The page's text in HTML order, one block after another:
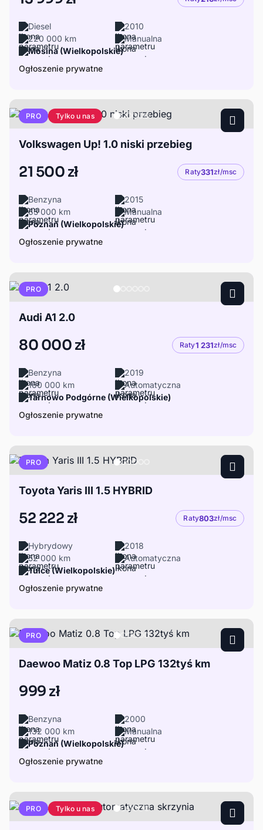
Diesel
2010
220 000 km
Manualna
Mosina (Wielkopolskie)
Ogłoszenie prywatne
PRO Tylko u nas
Volkswagen Up! 1.0 niski przebieg
21 500 zł Raty331zł/msc
Benzyna
2015
65 000 km
Manualna
Poznań (Wielkopolskie)
Ogłoszenie prywatne
PRO
Audi A1 2.0
80 000 zł Raty1 231zł/msc
Benzyna
2019
160 000 km
Automatyczna
Tarnowo Podgórne (Wielkopolskie)
Ogłoszenie prywatne
PRO
Toyota Yaris III 1.5 HYBRID
52 222 zł Raty803zł/msc
Hybrydowy
2018
52 000 km
Automatyczna
Tulce (Wielkopolskie)
Ogłoszenie prywatne
PRO
Daewoo Matiz 0.8 Top LPG 132tyś km
999 zł
Benzyna
2000
132 000 km
Manualna
Poznań (Wielkopolskie)
Ogłoszenie prywatne
PRO Tylko u nas